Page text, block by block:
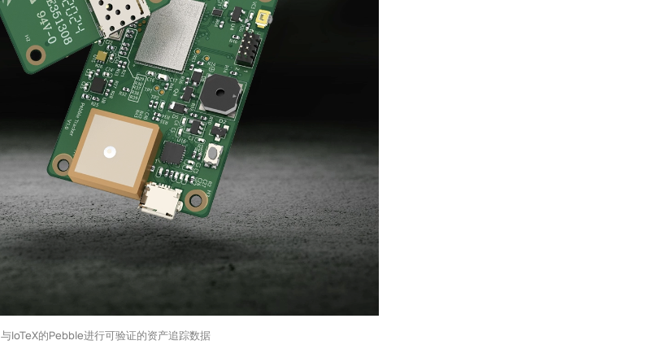
与IoTeX的Pebble进行可验证的资产追踪数据